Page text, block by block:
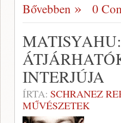
Bővebben 0
INTERJÚJA
ÍRTA: SCHRANEZ
MŰVÉSZETEK